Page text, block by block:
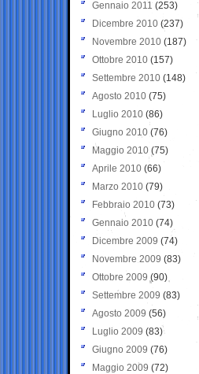
Gennaio 2011 (253)
Dicembre 2010 (237)
Novembre 2010 (187)
Ottobre 2010 (157)
Settembre 2010 (148)
Agosto 2010 (75)
Luglio 2010 (86)
Giugno 2010 (76)
Maggio 2010 (75)
Aprile 2010 (66)
Marzo 2010 (79)
Febbraio 2010 (73)
Gennaio 2010 (74)
Dicembre 2009 (74)
Novembre 2009 (83)
Ottobre 2009 (90)
Settembre 2009 (83)
Agosto 2009 (56)
Luglio 2009 (83)
Giugno 2009 (76)
Maggio 2009 (72)